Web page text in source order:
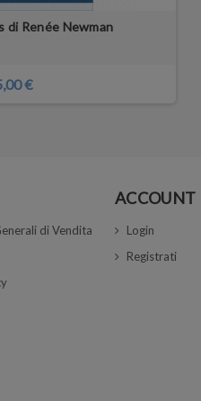
di Renée Newman
€
di Vendita
ACCOUNT
Login
Registrati